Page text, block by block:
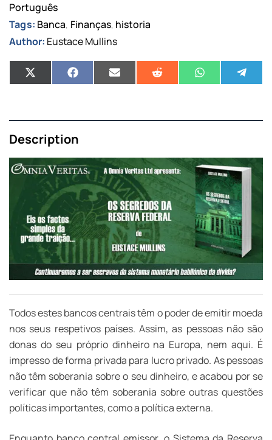
Português
Tags: Banca, Finanças, historia
Author: Eustace Mullins
Description
Todos estes bancos centrais têm o poder de emitir moeda
nos seus respetivos países. Assim, as pessoas não são
donas do seu próprio dinheiro na Europa, nem aqui. É
impresso de forma privada para lucro privado. As pessoas
não têm soberania sobre o seu dinheiro, e acabou por se
verificar que não têm soberania sobre outras questões
políticas importantes, como a política externa.